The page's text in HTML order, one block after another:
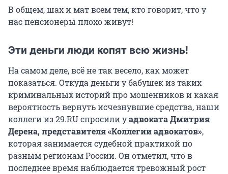
В общем, шах и мат всем тем, кто говорит, что у
нас пенсионеры плохо живут!
Эти деньги люди копят всю жизнь!
На самом деле, всё не так весело, как может
показаться. Откуда деньги у бабушек из таких
криминальных историй про мошенников и какая
вероятность вернуть исчезнувшие средства, наши
коллеги из 29.RU спросили уадвоката Дмитрия
Дерена, представителя «Коллегии адвокатов»,
которая занимается судебной практикой по
разным регионам России. Он отметил, что в
последнее время наблюдается тревожный рост